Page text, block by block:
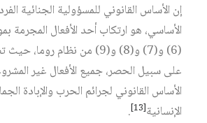
إن الأساس القانوني للمسؤولية الجنائية
الأساسي، هو ارتكاب أحد الأفعال المجرمة
(6) و(7) و(8) و(9) من نظام
على سبيل الحصر، جميع الأفعال غير
الأساس القانوني لجرائم الحرب والإبادة
الإنسانية[13]
.